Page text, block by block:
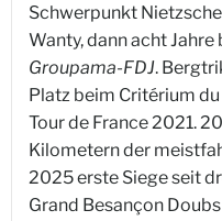
Schwerpunkt
Wanty, dann acht
Groupama-FDJ.
Platz beim Critérium
Tour de France 2021.
Kilometern der
2025 erste Siege seit
Grand Besançon